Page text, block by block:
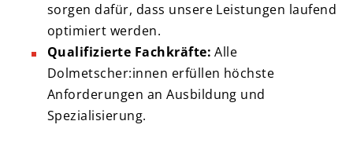
sorgen dafür, dass unsere Leistungen laufend
optimiert werden.
Qualifizierte Fachkräfte: Alle
Dolmetscher:innen erfüllen höchste
Anforderungen an Ausbildung und
Spezialisierung.